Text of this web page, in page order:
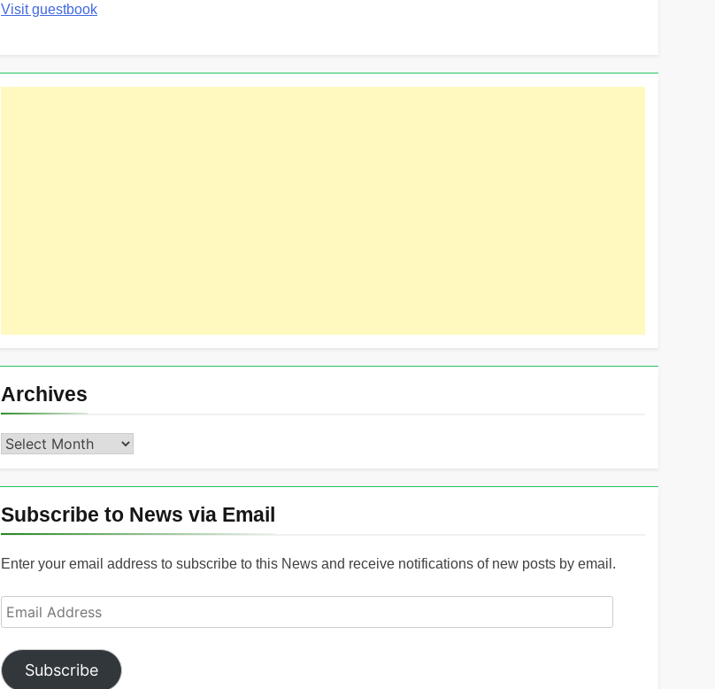
Visit guestbook
Archives
Archives
Subscribe to News via Email
Enter your email address to subscribe to this News and receive notifications of new posts by email.
Email
Address
Subscribe